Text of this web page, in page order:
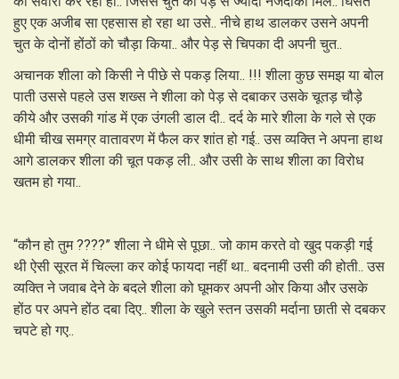
हुए एक अजीब सा एहसास हो रहा था उसे.. नीचे हाथ डालकर उसने अपनी
चुत के दोनों होंठों को चौड़ा किया.. और पेड़ से चिपका दी अपनी चुत.. ​
अचानक शीला को किसी ने पीछे से पकड़ लिया.. !!! शीला कुछ समझ या बोल
पाती उससे पहले उस शख्स ने शीला को पेड़ से दबाकर उसके चूतड़ चौड़े
कीये और उसकी गांड में एक उंगली डाल दी.. दर्द के मारे शीला के गले से एक
धीमी चीख समग्र वातावरण में फैल कर शांत हो गई.. उस व्यक्ति ने अपना हाथ
आगे डालकर शीला की चूत पकड़ ली.. और उसी के साथ शीला का विरोध
खतम हो गया..
“कौन हो तुम ????” शीला ने धीमे से पूछा.. जो काम करते वो खुद पकड़ी गई
थी ऐसी सूरत में चिल्ला कर कोई फायदा नहीं था.. बदनामी उसी की होती.. उस
व्यक्ति ने जवाब देने के बदले शीला को घूमकर अपनी ओर किया और उसके
होंठ पर अपने होंठ दबा दिए.. शीला के खुले स्तन उसकी मर्दाना छाती से दबकर
चपटे हो गए..